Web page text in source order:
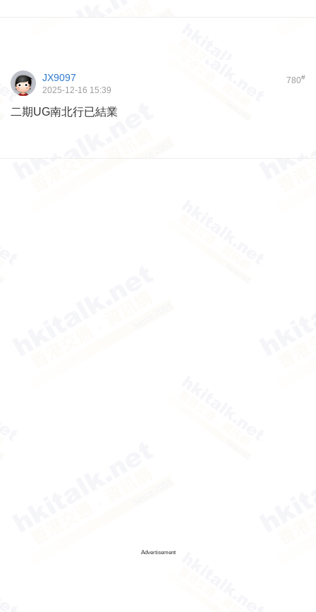
780#
JX9097
2025-12-16 15:39
二期UG南北行已結業
Advertisement